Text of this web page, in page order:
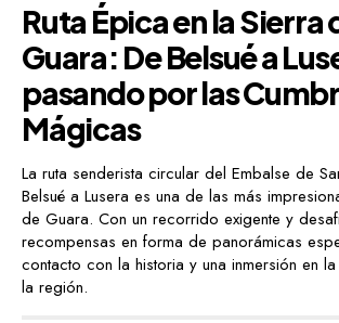
Ruta Épica en la Sierra
Guara: De Belsué a
pasando por las
Mágicas
La ruta senderista circular del Embalse de
Belsué a Lusera es una de las más
de Guara. Con un recorrido exigente y
recompensas en forma de panorámicas
contacto con la historia y una inmersión en
la región.